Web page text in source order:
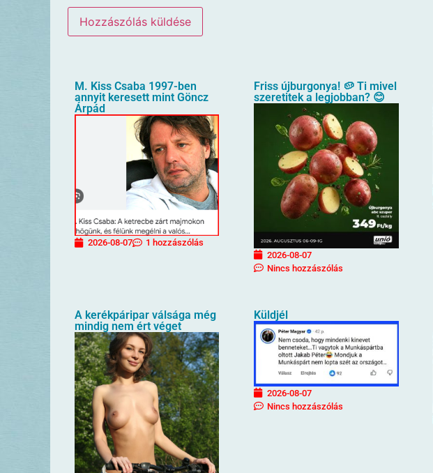
M. Kiss Csaba 1997-ben
annyit keresett mint Göncz
Árpád
2026-08-07 1 hozzászólás
Friss újburgonya! 🥔 Ti mivel
szeretitek a legjobban? 😊
2026-08-07
Nincs hozzászólás
A kerékpáripar válsága még
mindig nem ért véget
Küldjél
2026-08-07
Nincs hozzászólás